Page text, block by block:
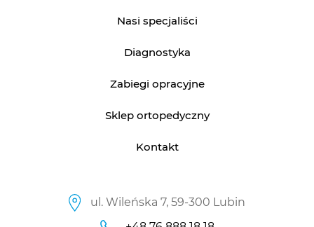
Nasi specjaliści
Diagnostyka
Zabiegi opracyjne
Sklep ortopedyczny
Kontakt
ul. Wileńska 7, 59-300 Lubin